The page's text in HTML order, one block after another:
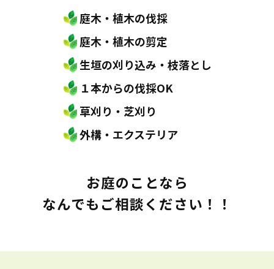
庭木・植木の伐採
庭木・植木の剪定
生垣の刈り込み・枝落とし
１本からの伐採OK
草刈り・芝刈り
外構・エクステリア
お庭のことなら
なんでもご相談ください！！